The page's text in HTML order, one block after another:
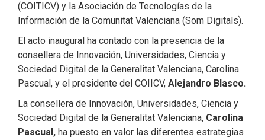
(COITICV) y la Asociación de Tecnologías de la
Información de la Comunitat Valenciana (Som Digitals).
El acto inaugural ha contado con la presencia de la
consellera de Innovación, Universidades, Ciencia y
Sociedad Digital de la Generalitat Valenciana, Carolina
Pascual, y el presidente del COIICV, Alejandro Blasco.
La consellera de Innovación, Universidades, Ciencia y
Sociedad Digital de la Generalitat Valenciana, Carolina
Pascual, ha puesto en valor las diferentes estrategias